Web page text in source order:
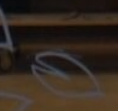
oder Publishern
Sie tun
verfolgen.